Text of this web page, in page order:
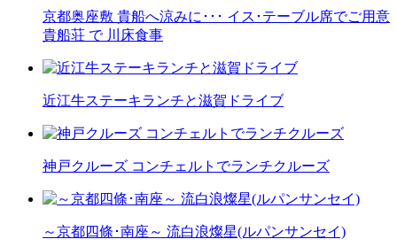
京都奥座敷 貴船へ涼みに･･･ イス･テーブル席でご用意
貴船荘 で 川床食事
近江牛ステーキランチと滋賀ドライブ
神戸クルーズ コンチェルトでランチクルーズ
～京都四條･南座～ 流白浪燦星(ルパンサンセイ)